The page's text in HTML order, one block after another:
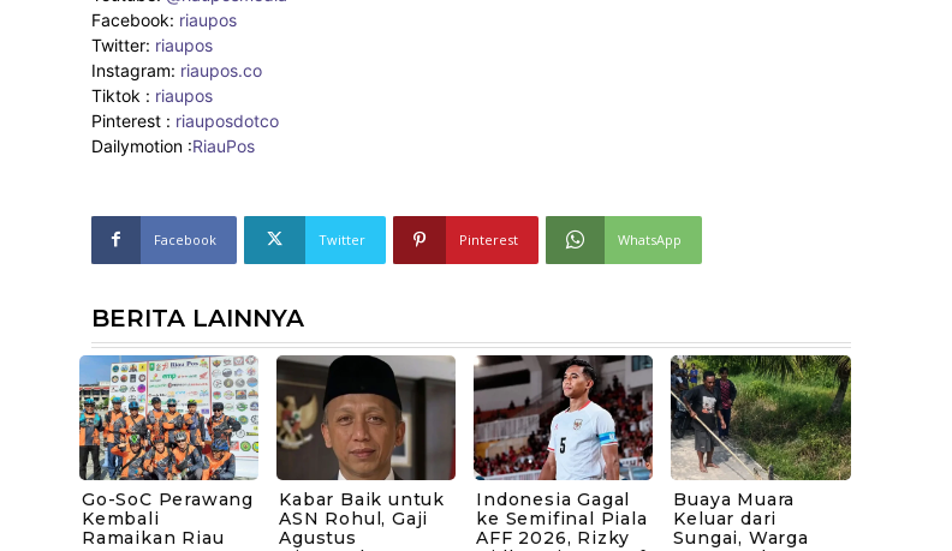
Facebook: riaupos
Twitter: riaupos
Instagram: riaupos.co
Tiktok : riaupos
Pinterest : riauposdotco
Dailymotion :RiauPos
Facebook Twitter Pinterest WhatsApp
BERITA LAINNYA
Go-SoC Perawang
Kembali
Ramaikan Riau
Kabar Baik untuk
ASN Rohul, Gaji
Agustus
Indonesia Gagal
ke Semifinal Piala
AFF 2026, Rizky
Buaya Muara
Keluar dari
Sungai, Warga